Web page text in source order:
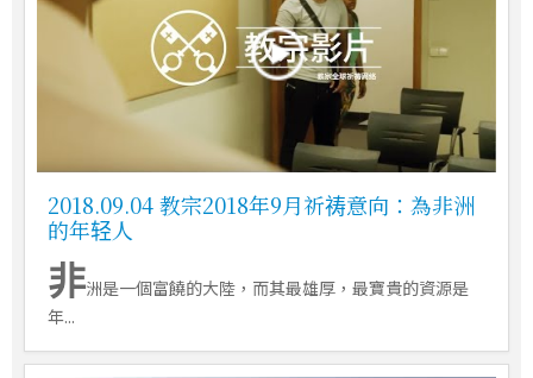
2018.09.04 教宗2018年9月祈祷意向：為非洲
的年轻人
非洲是一個富饒的大陸，而其最雄厚，最寶貴的資源是
年...